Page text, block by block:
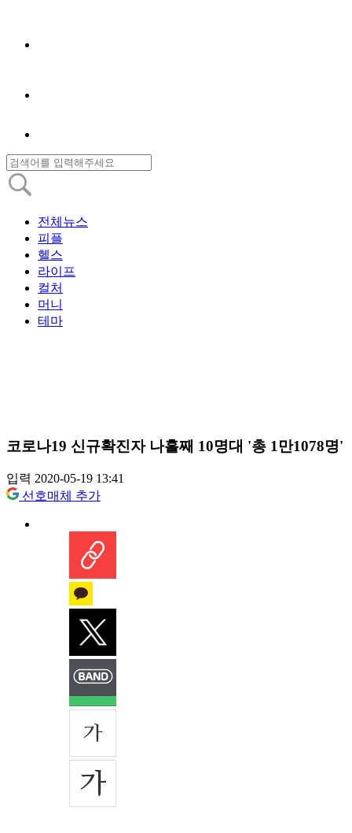
전체뉴스
피플
헬스
라이프
컬처
머니
테마
코로나19 신규확진자 나흘째 10명대 '총 1만1078명'
입력 2020-05-19 13:41
선호매체 추가